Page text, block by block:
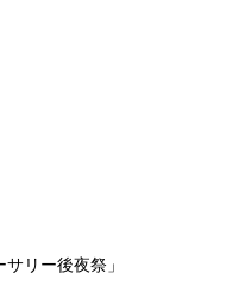
リー後夜祭」